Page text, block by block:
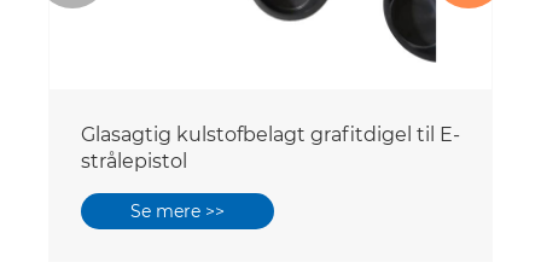
Glasagtig kulstofbelagt grafitdigel til E-
strålepistol
Se mere >>